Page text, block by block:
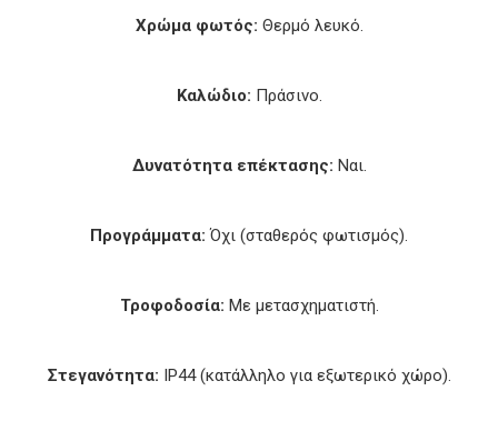
Χρώμα φωτός: Θερμό λευκό.
Καλώδιο: Πράσινο.
Δυνατότητα επέκτασης: Ναι.
Προγράμματα: Όχι (σταθερός φωτισμός).
Τροφοδοσία: Με μετασχηματιστή.
Στεγανότητα: IP44 (κατάλληλο για εξωτερικό χώρο).